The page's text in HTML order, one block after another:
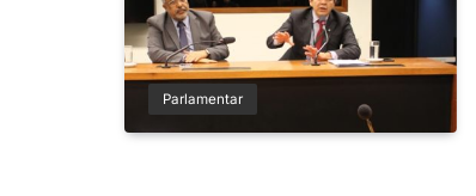
Parlamentar